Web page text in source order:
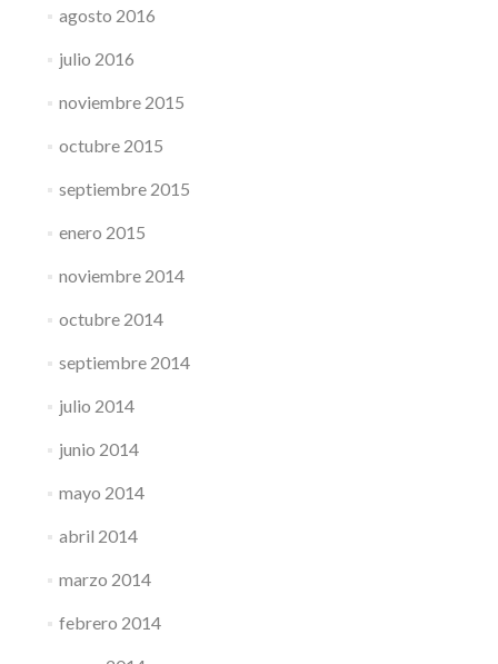
agosto 2016
julio 2016
noviembre 2015
octubre 2015
septiembre 2015
enero 2015
noviembre 2014
octubre 2014
septiembre 2014
julio 2014
junio 2014
mayo 2014
abril 2014
marzo 2014
febrero 2014